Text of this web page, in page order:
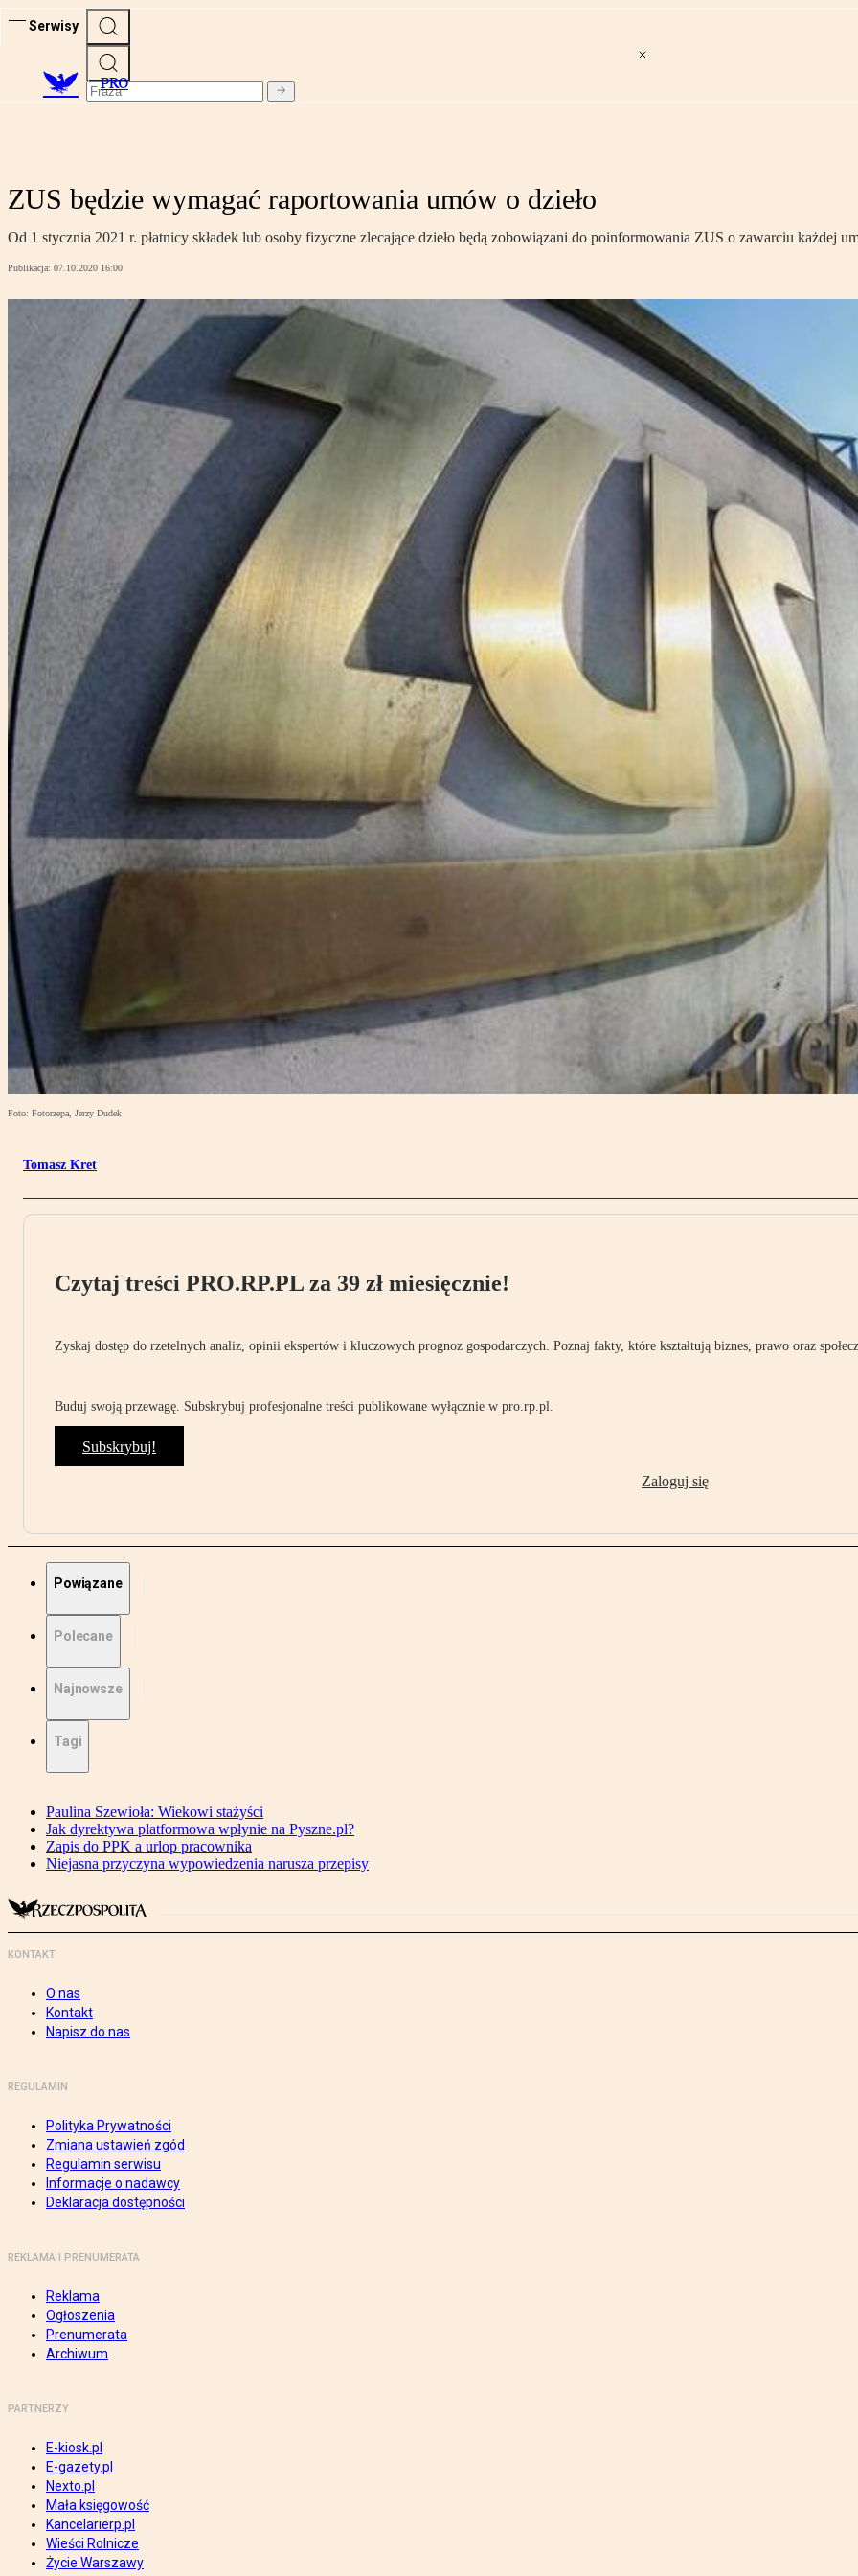
Serwisy
PRO
ZUS będzie wymagać raportowania umów o dzieło
Od 1 stycznia 2021 r. płatnicy składek lub osoby fizyczne zlecające dzieło będą zobowiązani do poinformowania ZUS o zawarciu każdej
Publikacja: 07.10.2020 16:00
Foto: Fotorzepa, Jerzy Dudek
Tomasz Kret
Czytaj treści PRO.RP.PL za 39 zł miesięcznie!
Zyskaj dostęp do rzetelnych analiz, opinii ekspertów i kluczowych prognoz gospodarczych. Poznaj fakty, które kształtują biznes, prawo oraz
Buduj swoją przewagę. Subskrybuj profesjonalne treści publikowane wyłącznie w pro.rp.pl.
Subskrybuj!
Zaloguj się
Powiązane
Polecane
Najnowsze
Tagi
Paulina Szewioła: Wiekowi stażyści
Jak dyrektywa platformowa wpłynie na Pyszne.pl?
Zapis do PPK a urlop pracownika
Niejasna przyczyna wypowiedzenia narusza przepisy
KONTAKT
O nas
Kontakt
Napisz do nas
REGULAMIN
Polityka Prywatności
Zmiana ustawień zgód
Regulamin serwisu
Informacje o nadawcy
Deklaracja dostępności
REKLAMA I PRENUMERATA
Reklama
Ogłoszenia
Prenumerata
Archiwum
PARTNERZY
E-kiosk.pl
E-gazety.pl
Nexto.pl
Mała księgowość
Kancelarierp.pl
Wieści Rolnicze
Życie Warszawy